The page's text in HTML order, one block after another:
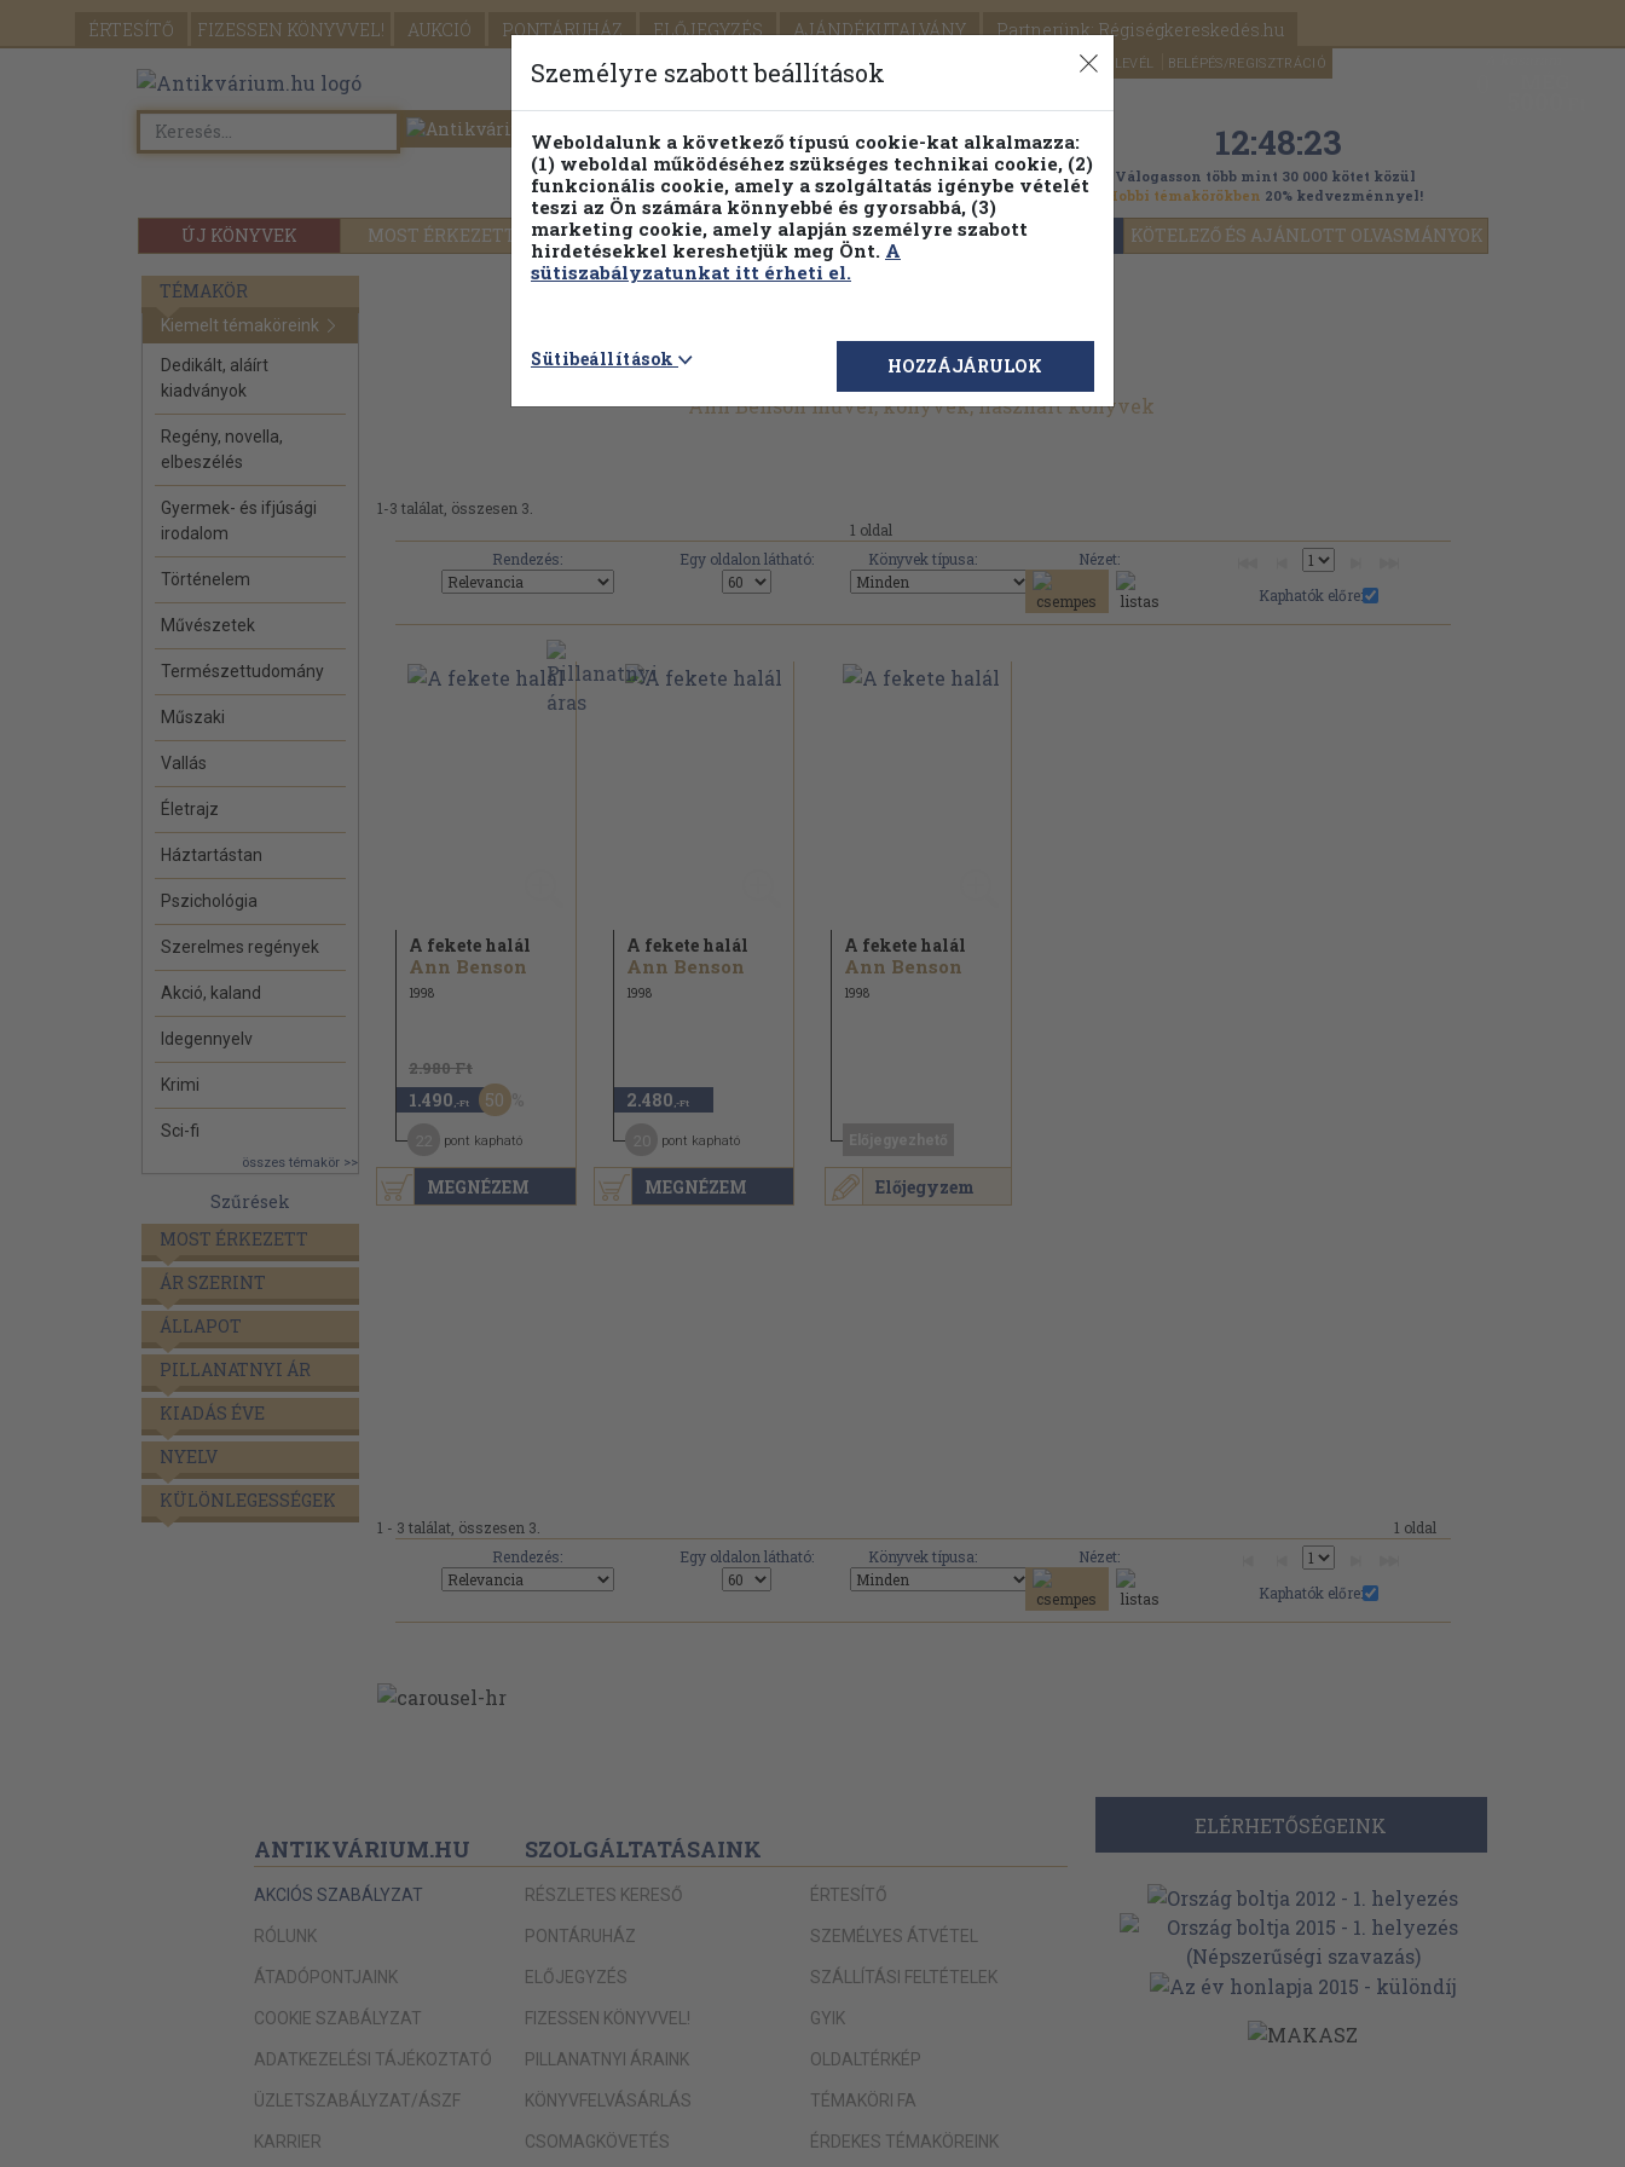
ÉRTESÍTŐ FIZESSEN KÖNYVVEL! AUKCIÓ PONTÁRUHÁZ ELŐJEGYZÉS AJÁNDÉKUTALVÁNY Partnerünk: Régiségkereskedés.hu
SEGÍTSÉG HÍRLEVÉL BELÉPÉS/REGISZTRÁCIÓ
ÚJ KÖNYVEK MOST ÉRKEZETT PILLANATNYI ÁRAINK FENNTARTHATÓ OLVASMÁNYOK KÖTELEZŐ ÉS AJÁNLOTT OLVASMÁNYOK
Részletes kereső Témaköri fa 12:48:23
Válogasson több mint 30 000 kötet közül
Hobbi témakörökben 20% kedvezménnyel!
TÉMAKÖR
Kiemelt témaköreink
Dedikált, aláírt
kiadványok
Regény, novella,
elbeszélés
Gyermek- és ifjúsági
irodalom
Történelem
Művészetek
Természettudomány
Műszaki
Vallás
Életrajz
Háztartástan
Pszichológia
Szerelmes regények
Akció, kaland
Idegennyelv
Krimi
Sci-fi
összes témakör >>
Szűrések
MOST ÉRKEZETT
ÁR SZERINT
ÁLLAPOT
PILLANATNYI ÁR
KIADÁS ÉVE
NYELV
KÜLÖNLEGESSÉGEK
Ann Benson művei, könyvek, használt könyvek
1-3 találat, összesen 3.
1 oldal
Rendezés:
Egy oldalon látható: Könyvek típusa:
Nézet:
Kaphatók előre:
MEGNÉZEM
A fekete halál
Ann Benson
1998
2.980 Ft
1.490 ,-Ft 50
pont kapható
MEGNÉZEM
A fekete halál
Ann Benson
1998
2.480 ,-Ft
pont kapható
Előjegyzem
A fekete halál
Ann Benson
1998
1 - 3 találat, összesen 3.
1 oldal
Rendezés:
Egy oldalon látható: Könyvek típusa:
Nézet:
Kaphatók előre:
ANTIKVÁRIUM.HU
AKCIÓS SZABÁLYZAT
RÓLUNK
ÁTADÓPONTJAINK
COOKIE SZABÁLYZAT
ADATKEZELÉSI TÁJÉKOZTATÓ
ÜZLETSZABÁLYZAT/ÁSZF
KARRIER
SZOLGÁLTATÁSAINK
RÉSZLETES KERESŐ
PONTÁRUHÁZ
ELŐJEGYZÉS
FIZESSEN KÖNYVVEL!
PILLANATNYI ÁRAINK
KÖNYVFELVÁSÁRLÁS
CSOMAGKÖVETÉS
ÉRTESÍTŐ
SZEMÉLYES ÁTVÉTEL
SZÁLLÍTÁSI FELTÉTELEK
GYIK
OLDALTÉRKÉP
TÉMAKÖRI FA
ÉRDEKES TÉMAKÖREINK
ELÉRHETŐSÉGEINK
Személyre szabott beállítások
Weboldalunk a következő típusú cookie-kat alkalmazza:
(1) weboldal működéséhez szükséges technikai cookie, (2)
funkcionális cookie, amely a szolgáltatás igénybe vételét
teszi az Ön számára könnyebbé és gyorsabbá, (3)
marketing cookie, amely alapján személyre szabott
hirdetésekkel kereshetjük meg Önt. A
sütiszabályzatunkat itt érheti el.
Sütibeállítások HOZZÁJÁRULOK